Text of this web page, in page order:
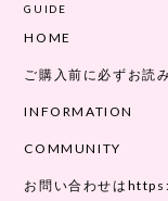
GUIDE
HOME
ご購入前に必ずお読
INFORMATION
COMMUNITY
お問い合わせは